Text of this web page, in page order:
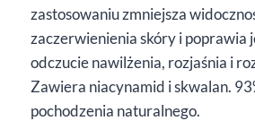
zastosowaniu zmniejsza
zaczerwienienia skóry i poprawia
odczucie nawilżenia, rozjaśnia i
Zawiera niacynamid i skwalan.
pochodzenia naturalnego.